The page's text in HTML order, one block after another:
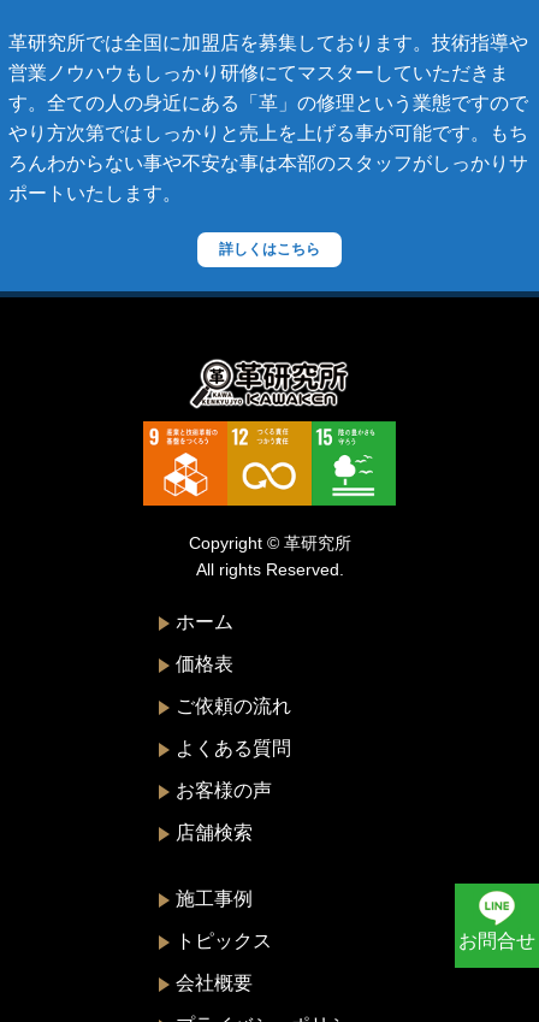
スコッチグレイン
ステラーズ
セリーヌ
ダニエル・ボブ
ディーゼル
トゥモローランド
ドルチェ&ガッバーナ
バレンシアガ
ハンティングワールド
ビーアンドビーイタリア
ピエール・カルダン
革研究所では全国に加盟店を募集しております。技術指導や
営業ノウハウもしっかり研修にてマスターしていただきま
す。全ての人の身近にある「革」の修理という業態ですので
やり方次第ではしっかりと売上を上げる事が可能です。もち
ろんわからない事や不安な事は本部のスタッフがしっかりサ
ポートいたします。
詳しくはこちら
Copyright © 革研究所
All rights Reserved.
ホーム
価格表
ご依頼の流れ
よくある質問
お客様の声
店舗検索
施工事例
トピックス
会社概要
お問合せ